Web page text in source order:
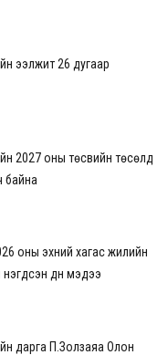
ээлжит 26 дугаар
2027 оны төсвийн төсөлд
байна
оны эхний хагас жилийн
нэгдсэн дүн мэдээ
дарга П.Золзаяа Олон